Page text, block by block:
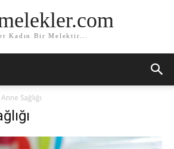
Kadın Bir Melektir...
Anne Sağlığı